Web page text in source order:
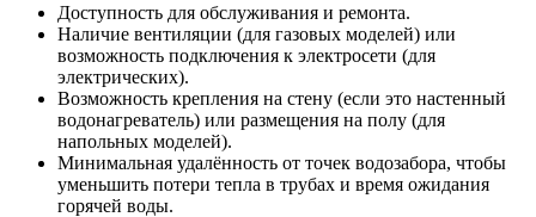
Доступность для обслуживания и ремонта.
Наличие вентиляции (для газовых моделей) или
возможность подключения к электросети (для
электрических).
Возможность крепления на стену (если это настенный
водонагреватель) или размещения на полу (для
напольных моделей).
Минимальная удалённость от точек водозабора, чтобы
уменьшить потери тепла в трубах и время ожидания
горячей воды.